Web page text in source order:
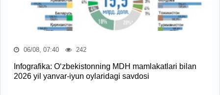
06/08, 07:40 242
Infografika: O‘zbekistonning MDH mamlakatlari bilan
2026 yil yanvar-iyun oylaridagi savdosi